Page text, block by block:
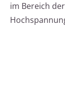
im Bereich